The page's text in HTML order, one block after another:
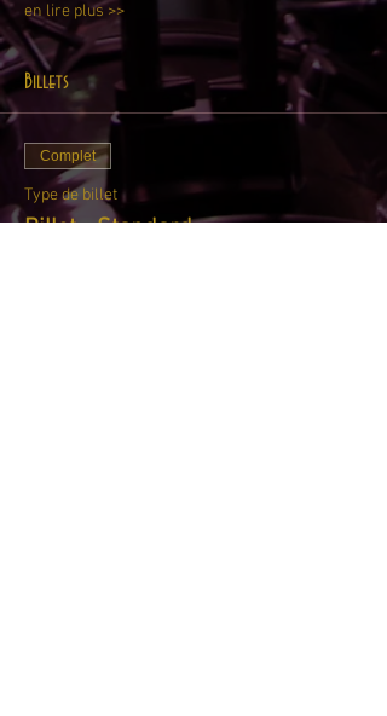
en lire plus >>
Billets
Complet
Type de billet
Billet - Standard